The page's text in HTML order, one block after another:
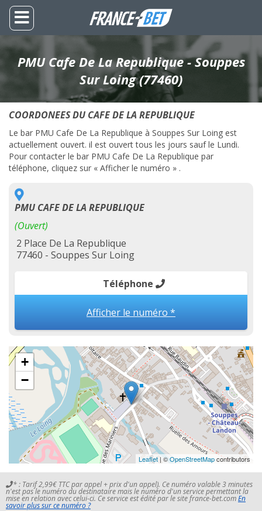
PMU Cafe De La Republique - Souppes
Sur Loing (77460)
COORDONEES DU CAFE DE LA REPUBLIQUE
Le bar PMU Cafe De La Republique à Souppes Sur Loing est
actuellement ouvert. il est ouvert tous les jours sauf le Lundi.
Pour contacter le bar PMU Cafe De La Republique par
téléphone, cliquez sur « Afficher le numéro » .
PMU CAFE DE LA REPUBLIQUE
(Ouvert)
2 Place De La Republique
77460 - Souppes Sur Loing
Téléphone
Afficher le numéro *
+
−
Leaflet | ©OpenStreetMapcontributors
* : Tarif 2,99€ TTC par appel + prix d'un appel). Ce numéro valable 3 minutes
n'est pas le numéro du destinataire mais le numéro d'un service permettant la
mise en relation avec celui-ci. Ce service est édité par le site france-bet.comEn
savoir plus sur ce numéro ?